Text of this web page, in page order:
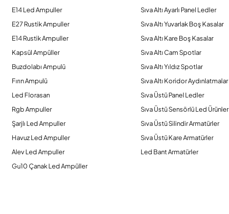
Ürün açıklamasında eksik bilgiler bulunuyor.
Ürün bilgilerinde hatalar bulunuyor.
Ürün fiyatı diğer sitelerden daha pahalı.
Bu ürüne benzer farklı alternatifler olmalı.
E14 Led Ampuller
E27 Rustik Ampuller
E14 Rustik Ampuller
Kapsül Ampüller
Buzdolabı Ampulü
Fırın Ampulü
Led Florasan
Rgb Ampuller
Şarjlı Led Ampuller
Havuz Led Ampuller
Alev Led Ampuller
Gu10 Çanak Led Ampüller
Sıva Altı Ayarlı Panel Ledler
Sıva Altı Yuvarlak Boş Kasalar
Sıva Altı Kare Boş Kasalar
Sıva Altı Cam Spotlar
Sıva Altı Yıldız Spotlar
Sıva Altı Koridor Aydınlatmalar
Sıva Üstü Panel Ledler
Sıva Üstü Sensörlü Led Ürünler
Sıva Üstü Silindir Armatürler
Sıva Üstü Kare Armatürler
Led Bant Armatürler